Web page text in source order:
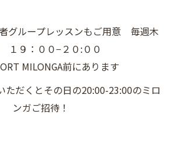
グループレッスンもご用意 毎週木
１９：００−２０:００
MILONGA前にあります
ただくとその日の20:00-23:00のミロ
ンガご招待！